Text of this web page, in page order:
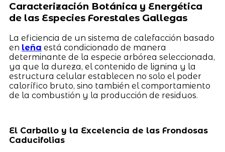
Caracterización Botánica y Energética
de las Especies Forestales Gallegas
La eficiencia de un sistema de calefacción basado
en leña está condicionado de manera
determinante de la especie arbórea seleccionada,
ya que la dureza, el contenido de lignina y la
estructura celular establecen no solo el poder
calorífico bruto, sino también el comportamiento
de la combustión y la producción de residuos.
El Carballo y la Excelencia de las Frondosas
Caducifolias